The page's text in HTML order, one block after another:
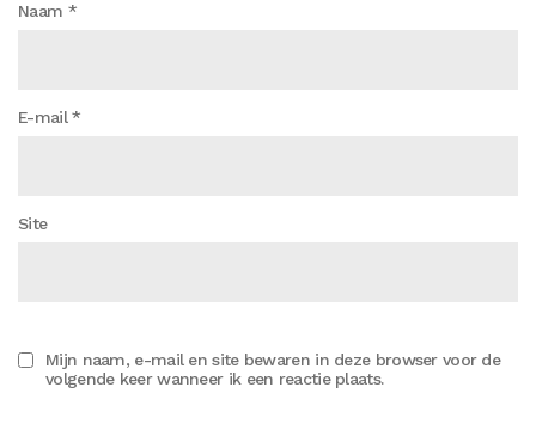
Naam *
E-mail*
Site
Mijn naam, e-mail en site bewaren in deze browser voor de
volgende keer wanneer ik een reactie plaats.